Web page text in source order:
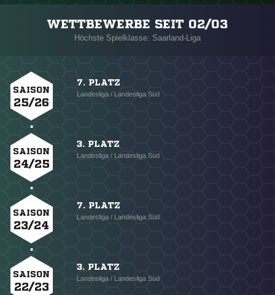
WETTBEWERBE SEIT 02/03
Höchste Spielklasse: Saarland-Liga
SAISON
25/26
7. PLATZ
Landesliga / Landesliga Süd
SAISON
24/25
3. PLATZ
Landesliga / Landesliga Süd
SAISON
23/24
7. PLATZ
Landesliga / Landesliga Süd
SAISON
22/23
3. PLATZ
Landesliga / Landesliga Süd